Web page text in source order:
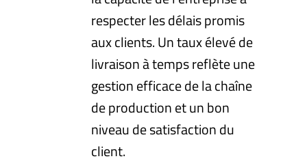
respecter les délais promis
aux clients. Un taux élevé de
livraison à temps reflète une
gestion efficace de la chaîne
de production et un bon
niveau de satisfaction du
client.